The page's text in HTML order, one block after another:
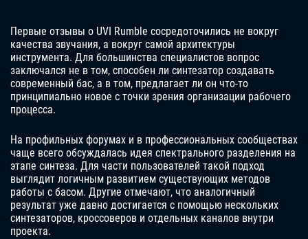
Первые отзывы о UVI Rumble сосредоточились не вокруг
качества звучания, а вокруг самой архитектуры
инструмента. Для большинства специалистов вопрос
заключался не в том, способен ли синтезатор создавать
современный бас, а в том, предлагает ли он что-то
принципиально новое с точки зрения организации рабочего
процесса.
На профильных форумах и в профессиональных сообществах
чаще всего обсуждалась идея спектрального разделения на
этапе синтеза. Для части пользователей такой подход
выглядит логичным развитием существующих методов
работы с басом. Другие отмечают, что аналогичный
результат уже давно достигается с помощью нескольких
синтезаторов, кроссоверов и отдельных каналов внутри
проекта.